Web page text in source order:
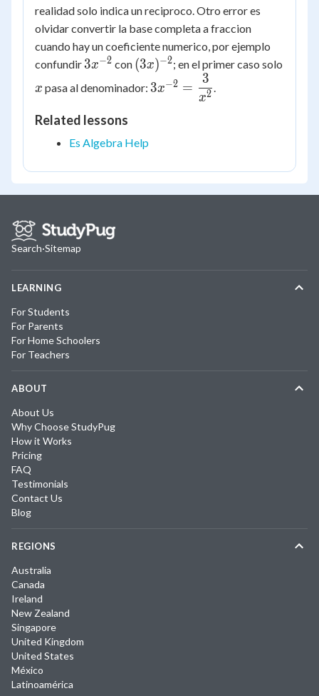
realidad solo indica un reciproco. Otro error es
olvidar convertir la base completa a fraccion
cuando hay un coeficiente numerico, por ejemplo
confundir 3x^{-2}
3x−2 con (3x)^{-2}
(3x)−2; en el primer caso solo
x pasa al denominador: 3x^{-2}
=
3x−2 =
x2
3
Related lessons
Es Algebra Help
Search·Sitemap
LEARNING
For Students
For Parents
For Home Schoolers
For Teachers
ABOUT
About Us
Why Choose StudyPug
How it Works
Pricing
FAQ
Testimonials
Contact Us
Blog
REGIONS
Australia
Canada
Ireland
New Zealand
Singapore
United Kingdom
United States
México
Latinoamérica